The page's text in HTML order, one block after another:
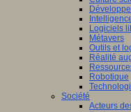
Logiciels
Métavers
Outils et
Réalité
Robotique
Société
Acteurs